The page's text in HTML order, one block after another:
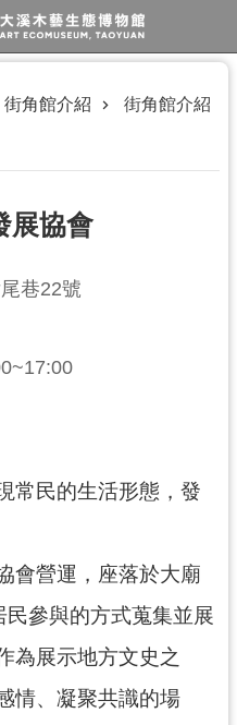
街角館介紹 街角館介紹
展協會
巷22號
常民的生活形態，發
會營運，座落於大廟
參與的方式蒐集並展
為展示地方文史之
情、凝聚共識的場